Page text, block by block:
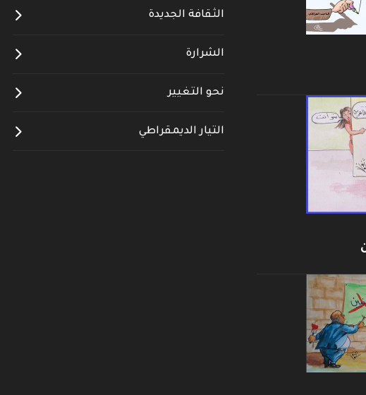
الثقافة الجديدة
الشرارة
نحو التغيير
التيار الديمقراطي